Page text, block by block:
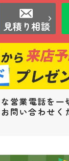
見積り相談
営業電話を一
問い合わせく